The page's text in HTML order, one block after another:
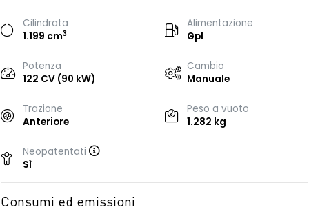
Cilindrata
1.199 cm3
Alimentazione
Gpl
Potenza
122 CV (90 kW)
Cambio
Manuale
Trazione
Anteriore
Peso a vuoto
1.282 kg
Neopatentati
Sì
Consumi ed emissioni